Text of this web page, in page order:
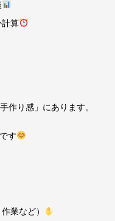
算
作り感」にあります。
す
業など）